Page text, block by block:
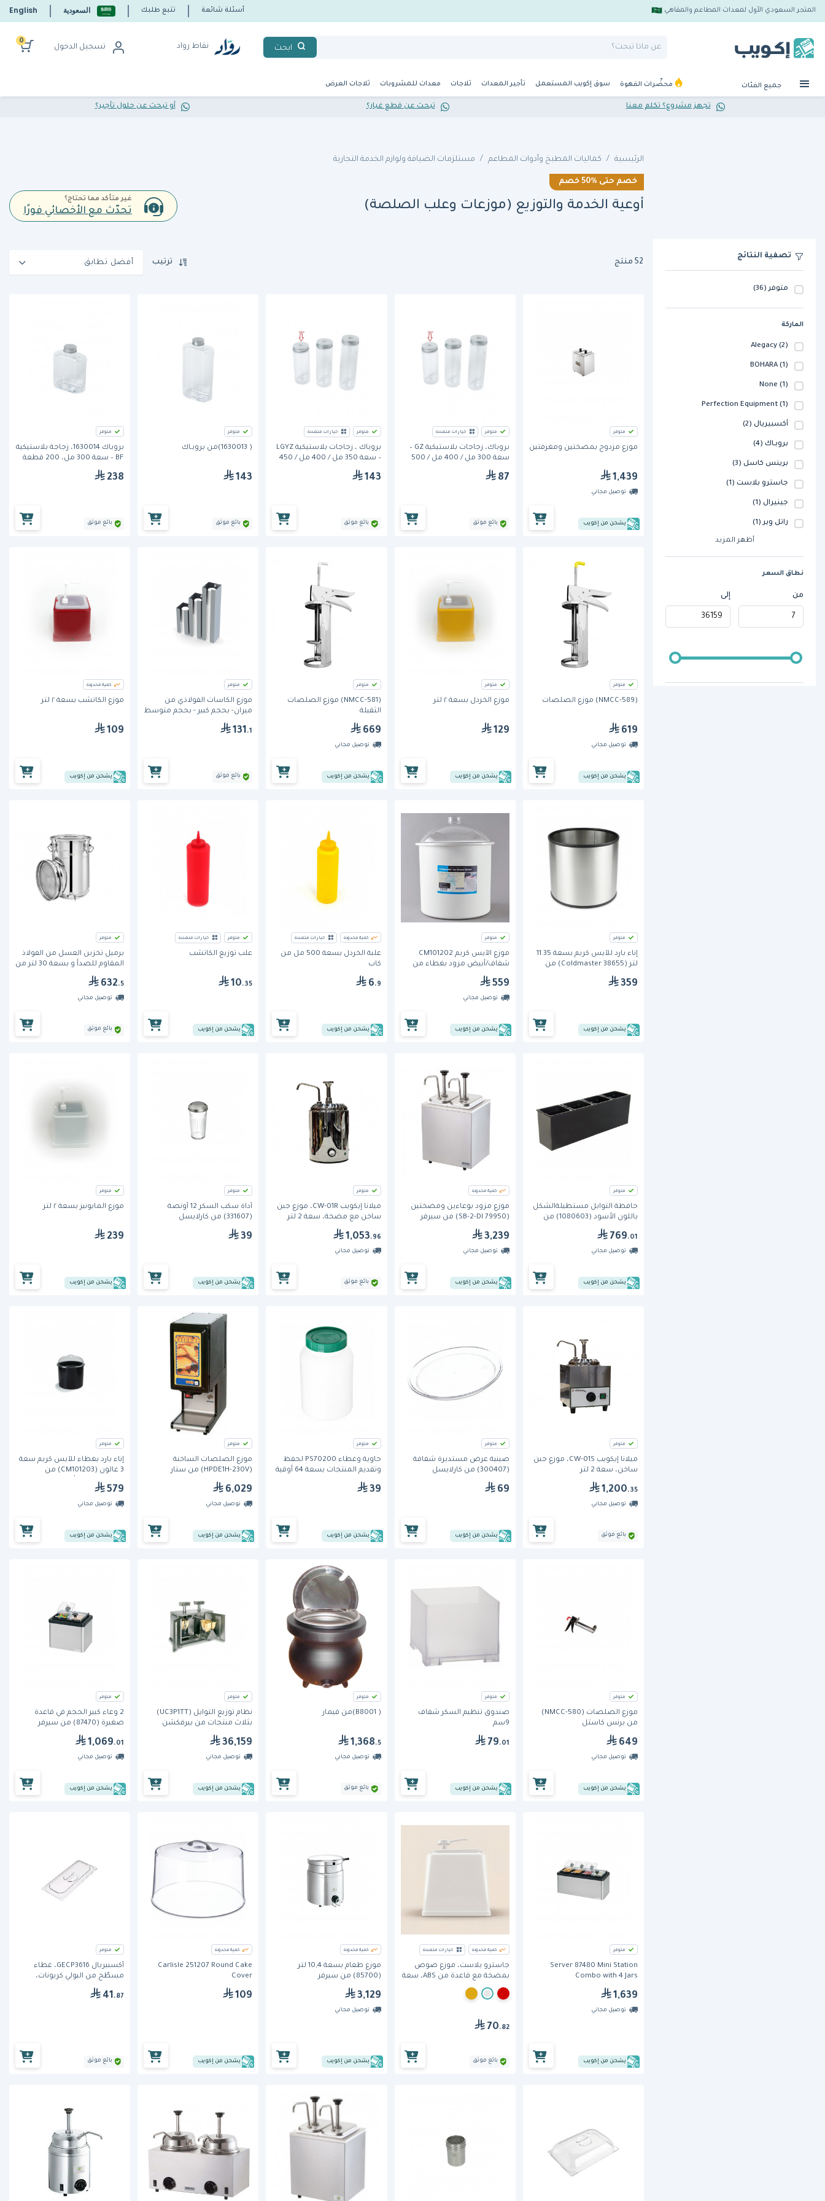
المتجر السعودي الأول لمعدات المطاعم والمقاهي أسئلة شائعة تتبع طلبك السعودية English
ابحث نقاط رواد تسجيل الدخول
0
جميع الفئات محضِّرات القهوة سوق إكويب المستعمل تأجير المعدات ثلاجات معدات للمشروبات ثلاجات العرض
تجهز مشروع؟ تكلم معنا تبحث عن قطع غيار؟ أو تبحث عن حلول تأجير؟
الرئيسية كماليات المطبخ وأدوات المطاعم مستلزمات الضيافة ولوازم الخدمة التجارية
خصم حتى 50% خصم
أوعية الخدمة والتوزيع (موزعات وعلب الصلصة) غير متأكد مما تحتاج؟
تحدّث مع الأخصائي فورًا
تصفية النتائج
متوفر(36)
الماركة
Alegacy (2)
BOHARA(1)
None (1)
Perfection Equipment (1)
أكسبيريال (2)
بروبـاك (4)
برينس كاسل (3)
جاسترو بلاست (1)
جينيرال (1)
راتل وير(1)
أظهر المزيد
نطاق السعر
من إلى
52 منتج ترتيب أفضل تطابق
متوفر
موزع مزدوج بمضختين ومغرفتين
1,439
توصيل مجاني
يشحن من إكويب
متوفر خيارات متعددة
بروباك، زجاجات بلاستيكية GZ –
سعة 300 مل / 400 مل / 500
87
بائع موثق
متوفر خيارات متعددة
بروباك ، زجاجات بلاستيكية LGYZ
– سعة 350 مل / 400 مل / 450
143
بائع موثق
متوفر
( 1630013)من بروبـاك
143
بائع موثق
متوفر
بروباك 1630014، زجاجة بلاستيكية
BF – سعة 300 مل، 200 قطعة
238
بائع موثق
متوفر
(589-NMCC) موزع الصلصات
619
توصيل مجاني
يشحن من إكويب
متوفر
موزع الخردل بسعة ٢ لتر
129
يشحن من إكويب
متوفر
(581-NMCC) موزع الصلصات
الثقيلة
669
توصيل مجاني
يشحن من إكويب
متوفر
موزع الكاسات الفولاذي من
ميران- بحجم كبير - بحجم متوسط
131.1
بائع موثق
كمية محدودة
موزع الكاتشب بسعة ٢ لتر
109
يشحن من إكويب
متوفر
إناء بارد للآيس كريم بسعة 11.35
لتر (38655 Coldmaster) من
كارلايسل
359
يشحن من إكويب
متوفر
موزع الآيس كريم CM101202
شفاف/أبيض مزود بغطاء من
كارلايل
559
توصيل مجاني
يشحن من إكويب
كمية محدودة خيارات متعددة
علبة الخردل بسعة 500 مل من
كاب
6.9
يشحن من إكويب
متوفر خيارات متعددة
علب توزيع الكاتشب
10.35
يشحن من إكويب
متوفر
برميل تخزين العسل من الفولاذ
المقاوم للصدأ و بسعة 30 لتر من
632.5
توصيل مجاني
بائع موثق
متوفر
حافظة التوابل مستطيلةالشكل
باللون الأسود (1080603) من
769.01
توصيل مجاني
يشحن من إكويب
كمية محدودة
موزع مزود بوعاءين ومضختين
(SB-2-DI 79950) من سيرفر
3,239
توصيل مجاني
يشحن من إكويب
متوفر
ميلانا إيكويب CW-01R، موزع جبن
ساخن مع مضخة، سعة 2 لتر
1,053.96
توصيل مجاني
بائع موثق
متوفر
أداة سكب السكر 12 أونصة
(331607) من كارلايسل
39
يشحن من إكويب
متوفر
موزع المايونيز بسعة ٢ لتر
239
يشحن من إكويب
متوفر
ميلانا إيكويب CW-01S، موزع جبن
ساخن، سعة 2 لتر
1,200.35
توصيل مجاني
بائع موثق
متوفر
صينية عرض مستديرة شفافة
(300407) من كارلايسل
69
يشحن من إكويب
متوفر
حاوية وغطاء PS70200 لحفظ
وتقديم المنتجات بسعة 64 أوقية
من كارلايل
39
يشحن من إكويب
متوفر
موزع الصلصات الساخنة
(HPDE1H-230V) من ستار
6,029
توصيل مجاني
يشحن من إكويب
متوفر
إناء بارد بغطاء للآيس كريم سعة
3 غالون (CM101203) من
كارلايسل- لون أسود
579
توصيل مجاني
يشحن من إكويب
متوفر
موزع الصلصات (580-NMCC)
من برنس كاستل
649
توصيل مجاني
يشحن من إكويب
متوفر
صندوق تنظيم السكر شفاف
9سم
79.01
يشحن من إكويب
متوفر
( B8001)من فيمار
1,368.5
توصيل مجاني
بائع موثق
متوفر
نظام توزيع التوابل (UC3P1TT)
بثلاث منتجات من بيرفكشن
36,159
توصيل مجاني
يشحن من إكويب
متوفر
2 وعاء كبير الحجم في قاعدة
صغيرة (87470) من سيرفر
1,069.01
توصيل مجاني
يشحن من إكويب
متوفر
Server 87480 Mini Station
Combo with 4 Jars
1,639
توصيل مجاني
يشحن من إكويب
كمية محدودة خيارات متعددة
جاسترو بلاست، موزع صوص
بمضخة مع قاعدة من ABS، سعة
2.5 لتر
70.82
بائع موثق
كمية محدودة
موزع طعام بسعة 10,4 لتر
(85700) من سيرفر
3,129
توصيل مجاني
يشحن من إكويب
كمية محدودة
Carlisle 251207 Round Cake
Cover
109
يشحن من إكويب
متوفر
أكسبيريال GECP3616، غطاء
مسطّح من البولي كربونات،
41.87
بائع موثق